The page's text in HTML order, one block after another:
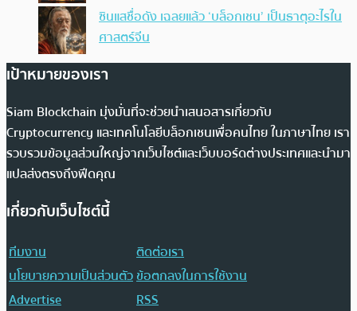
ซินแสชื่อดัง เฉลยแล้ว ‘บล็อกเชน’ เป็นธาตุอะไรใน
ศาสตร์จีน
เป้าหมายของเรา
Siam Blockchain มุ่งมั่นที่จะช่วยนำเสนอสารเกี่ยวกับ
Cryptocurrency และเทคโนโลยีบล็อกเชนเพื่อคนไทย ในภาษาไทย เรา
รวบรวมข้อมูลส่วนใหญ่จากเว็บไซต์และเว็บบอร์ดต่างประเทศและนำมา
แปลส่งตรงถึงฟีดคุณ
เกี่ยวกับเว็บไซต์นี้
ทีมงาน
ติดต่อเรา
นโยบายความเป็นส่วนตัวข้อตกลงในการใช้งาน
Advertise
RSS